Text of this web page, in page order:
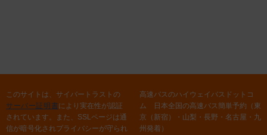
このサイトは、サイバートラストの
サーバー証明書により実在性が認証
されています。また、SSLページは通
信が暗号化されプライバシーが守られ
高速バスのハイウェイバスドットコ
ム 日本全国の高速バス簡単予約（東
京（新宿）・山梨・長野・名古屋・九
州発着）